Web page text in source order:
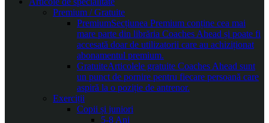
Premium / Gratuite
PremiumSecțiunea Premium conține cea mai
mare parte din librăria Coaches Ahead și poate fi
accesată doar de utilizatorii care au achiziționat
abonamentul premium.
GratuiteArticolele gratuite Coaches Ahead sunt
un punct de pornire pentru fiecare persoană care
aspiră la o poziție de antrenor.
Exerciții
Copii și juniori
5-8 Ani